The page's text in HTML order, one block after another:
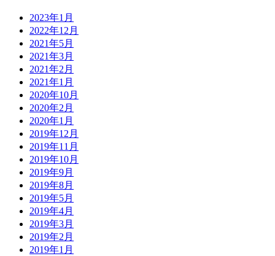
2023年1月
2022年12月
2021年5月
2021年3月
2021年2月
2021年1月
2020年10月
2020年2月
2020年1月
2019年12月
2019年11月
2019年10月
2019年9月
2019年8月
2019年5月
2019年4月
2019年3月
2019年2月
2019年1月